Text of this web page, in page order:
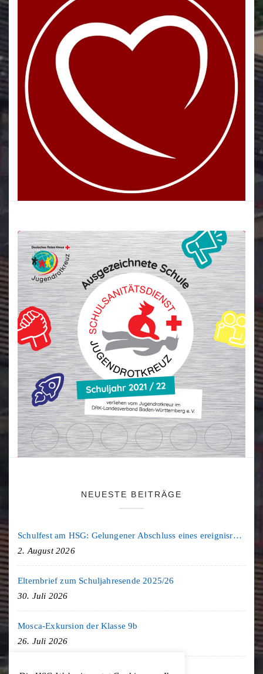
NEUESTE BEITRÄGE
Schulfest am HSG: Gelungener Abschluss eines ereignisreichen Schuljahres
2. August 2026
Elternbrief zum Schuljahresende 2025/26
30. Juli 2026
Mosca-Exkursion der Klasse 9b
26. Juli 2026
Freiburg-Exkursion des Geschichte LK